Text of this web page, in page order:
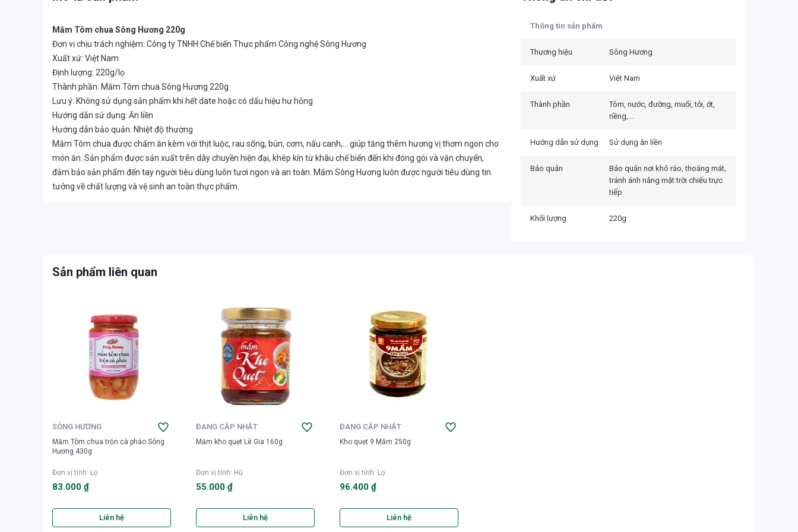
Mắm Tôm chua Sông Hương 220g
Đơn vị chịu trách nghiệm: Công ty TNHH Chế biến Thực phẩm Công nghệ Sông Hương
Xuất xứ: Việt Nam
Định lượng: 220g/lọ
Thành phần: Mắm Tôm chua Sông Hương 220g
Lưu ý: Không sử dụng sản phẩm khi hết date hoặc có dấu hiệu hư hỏng
Hướng dẫn sử dụng: Ăn liền
Hướng dẫn bảo quản: Nhiệt độ thường
Mắm Tôm chua được chấm ăn kèm với thịt luộc, rau sống, bún, cơm, nấu canh,... giúp tăng thêm hương vị thơm ngon cho
món ăn. Sản phẩm được sản xuất trên dây chuyền hiện đại, khép kín từ khâu chế biến đến khi đóng gói và vận chuyển,
đảm bảo sản phẩm đến tay người tiêu dùng luôn tươi ngon và an toàn. Mắm Sông Hương luôn được người tiêu dùng tin
tưởng về chất lượng và vệ sinh an toàn thực phẩm.
Thông tin sản phẩm
Thương hiệu Sông Hương
Xuất xứ Việt Nam
Thành phần
Tôm, nước, đường, muối, tỏi, ớt,
riềng,...
Hướng dẫn sử dụng Sử dụng ăn liền
Bảo quản
Bảo quản nơi khô ráo, thoáng mát,
tránh ánh nắng mặt trời chiếu trực
tiếp
Khối lượng 220g
Sản phẩm liên quan
SÔNG HƯƠNG
Mắm Tôm chua trộn cà pháo Sông
Hương 430g
Đơn vị tính: Lọ
83.000 ₫
Liên hệ
ĐANG CẬP NHẬT
Mắm kho quẹt Lê Gia 160g
Đơn vị tính: Hũ
55.000 ₫
Liên hệ
ĐANG CẬP NHẬT
Kho quẹt 9 Mắm 250g
Đơn vị tính: Lọ
96.400 ₫
Liên hệ